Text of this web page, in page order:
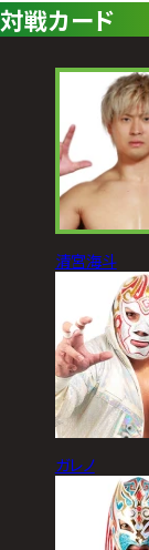
対戦カード
清宮海斗
ガレノ